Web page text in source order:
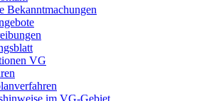
Bekanntmachungen
VG
im VG-Gebiet